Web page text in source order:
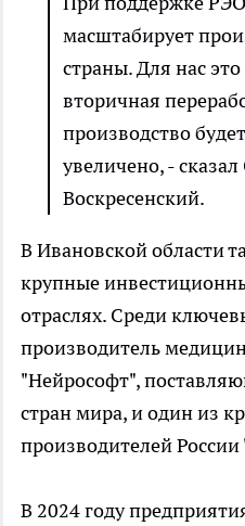
масштабирует
страны. Для нас это
вторичная
производство
увеличено, -
Воскресенский.
В Ивановской области
крупные
отраслях. Среди
производитель
"Нейрософт",
стран мира, и один из
производителей России
В 2024 году